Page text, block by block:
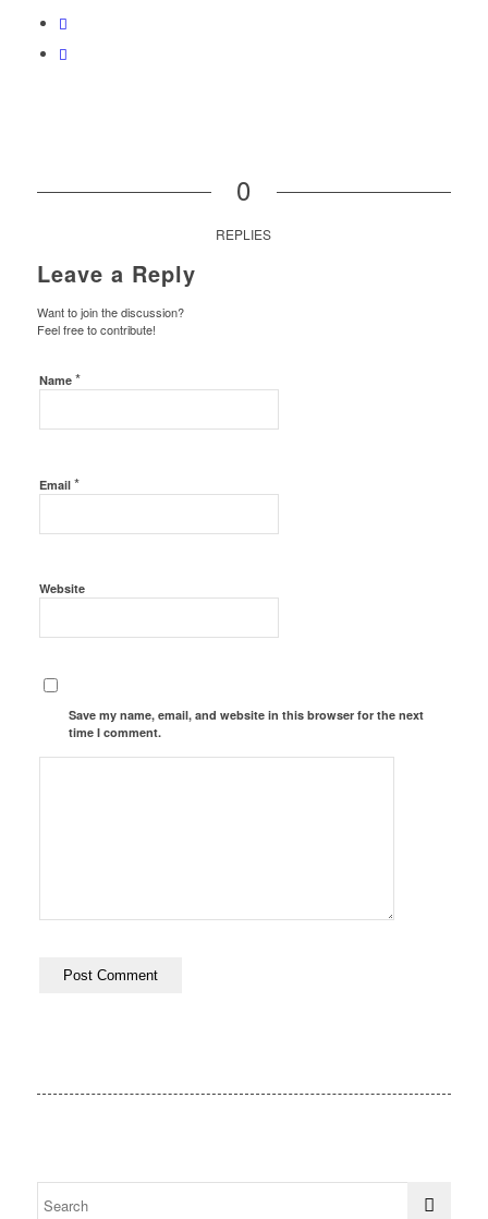
0
REPLIES
Leave a Reply
Want to join the discussion?
Feel free to contribute!
Name *
Email *
Website
Save my name, email, and website in this browser for the next
time I comment.